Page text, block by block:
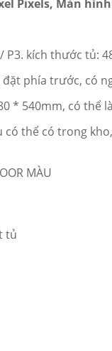
Pixels, Màn
P3. kích thước tủ:
phía trước, có
* 540mm, có thể
thể có trong
MÀU
tủ